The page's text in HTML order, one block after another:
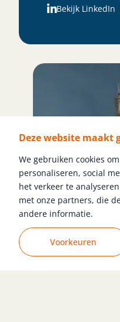
Deze website maakt
We gebruiken cookies
personaliseren, social
het verkeer te
met onze partners, die
andere informatie.
Voorkeuren
Bekijk LinkedIn
Dave van